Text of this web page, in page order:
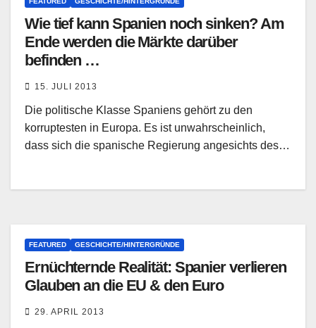
Wie tief kann Spanien noch sinken? Am
Ende werden die Märkte darüber
befinden …
15. JULI 2013
Die politische Klasse Spaniens gehört zu den
korruptesten in Europa. Es ist unwahrscheinlich,
dass sich die spanische Regierung angesichts des…
FEATURED GESCHICHTE/HINTERGRÜNDE
Ernüchternde Realität: Spanier verlieren
Glauben an die EU & den Euro
29. APRIL 2013